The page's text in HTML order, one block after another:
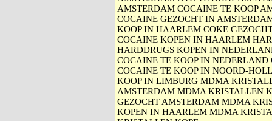
AMSTERDAM COCAINE TE KOOP
COCAINE GEZOCHT IN
KOOP IN HAARLEM COKE
COCAINE KOPEN IN HAARLEM
HARDDRUGS KOPEN IN
COCAINE TE KOOP IN
COCAINE TE KOOP IN NOORD-
KOOP IN LIMBURG MDMA
AMSTERDAM MDMA KRISTALLEN
GEZOCHT AMSTERDAM MDMA
KOPEN IN HAARLEM MDMA